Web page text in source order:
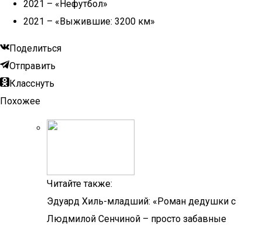
2021 – «Нефутбол»
2021 – «Выжившие: 3200 км»
Поделиться
Отправить
Класснуть
Похожее
Читайте также:
Эдуард Хиль-младший: «Роман дедушки с
Людмилой Сенчиной – просто забавные